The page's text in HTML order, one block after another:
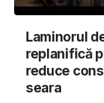
Laminorul
replanifică
reduce
seara